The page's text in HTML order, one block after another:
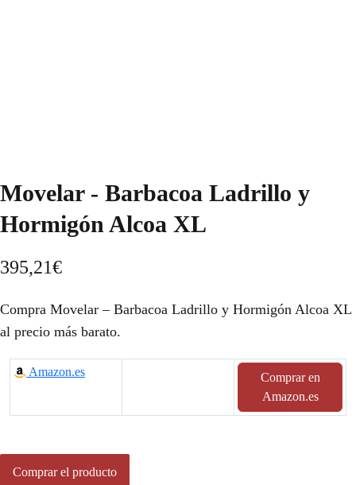
Movelar - Barbacoa Ladrillo y
Hormigón Alcoa XL
395,21€
Compra Movelar – Barbacoa Ladrillo y Hormigón Alcoa XL
al precio más barato.
Amazon.es
Comprar en
Amazon.es
Comprar el producto